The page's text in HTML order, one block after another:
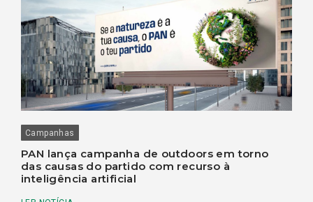
Campanhas
PAN lança campanha de outdoors em torno
das causas do partido com recurso à
inteligência artificial